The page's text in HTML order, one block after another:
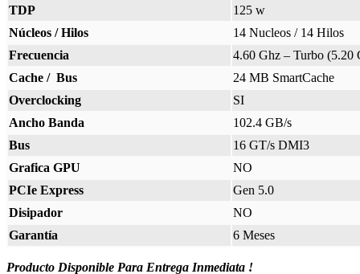
TDP
125 w
Núcleos / Hilos
14 Nucleos / 14 Hilos
Frecuencia
4.60 Ghz – Turbo (5.20
Cache / Bus
24 MB SmartCache
Overclocking
SI
Ancho Banda
102.4 GB/s
Bus
16 GT/s DMI3
Grafica GPU
NO
PCIe Express
Gen 5.0
Disipador
NO
Garantía
6 Meses
Producto Disponible Para Entrega Inmediata !